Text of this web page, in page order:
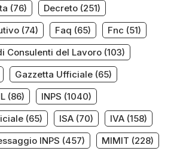
(76) Decreto (251)
(74) Faq (65) Fnc (51)
Consulenti del Lavoro (103)
Gazzetta Ufficiale (65)
(86) INPS (1040)
(65) ISA (70) IVA (158)
INPS (457) MIMIT (228)